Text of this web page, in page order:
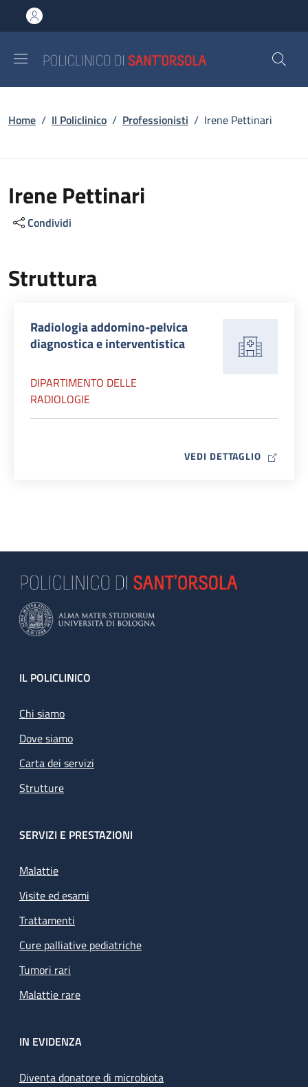
al contenuto principale
to footer content
Briciole di pane
Home / Il Policlinico / Professionisti / Irene Pettinari
Irene Pettinari
Condividi
Struttura
Radiologia addomino-pelvica
diagnostica e interventistica
DIPARTIMENTO DELLE
RADIOLOGIE
VEDI DETTAGLIO MAP ICON
Footer
IL POLICLINICO
Chi siamo
Dove siamo
Carta dei servizi
Strutture
SERVIZI E PRESTAZIONI
Malattie
Visite ed esami
Trattamenti
Cure palliative pediatriche
Tumori rari
Malattie rare
IN EVIDENZA
Diventa donatore di microbiota